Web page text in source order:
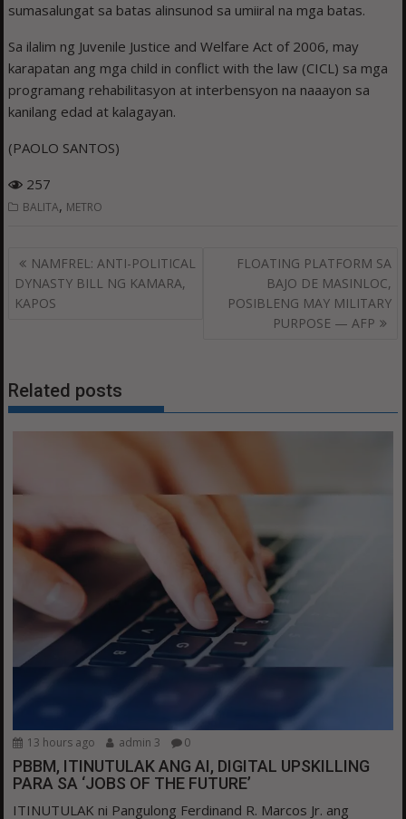
sumasalungat sa batas alinsunod sa umiiral na mga batas.
Sa ilalim ng Juvenile Justice and Welfare Act of 2006, may
karapatan ang mga child in conflict with the law (CICL) sa mga
programang rehabilitasyon at interbensyon na naaayon sa
kanilang edad at kalagayan.
(PAOLO SANTOS)
257
BALITA, METRO
Post
navigation
NAMFREL: ANTI-POLITICAL
DYNASTY BILL NG KAMARA,
KAPOS
FLOATING PLATFORM SA
BAJO DE MASINLOC,
POSIBLENG MAY MILITARY
PURPOSE — AFP
Related posts
13 hours ago admin 3 0
PBBM, ITINUTULAK ANG AI, DIGITAL UPSKILLING
PARA SA ‘JOBS OF THE FUTURE’
ITINUTULAK ni Pangulong Ferdinand R. Marcos Jr. ang